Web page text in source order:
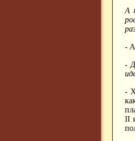
А
- А
-
-
II